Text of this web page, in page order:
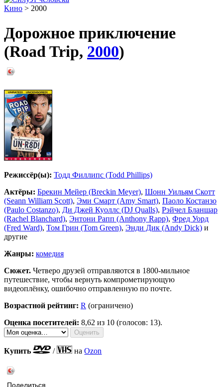
Кино > 2000
Дорожное приключение
(Road Trip, 2000)
Режиссёр(ы): Тодд Филлипс (Todd Phillips)
Актёры: Брекин Мейер (Breckin Meyer), Шонн Уильям Скотт
(Seann William Scott), Эми Смарт (Amy Smart), Паоло Костанзо
(Paulo Costanzo), Ди Джей Куоллс (DJ Qualls), Рэйчел Бланшар
(Rachel Blanchard), Энтони Рапп (Anthony Rapp), Фред Уорд
(Fred Ward), Том Грин (Tom Green), Энди Дик (Andy Dick) и
другие
Жанры: комедия
Сюжет. Четверо друзей отправляются в 1800-мильное
путешествие, чтобы вернуть компрометирующую
видеоплёнку, ошибочно отправленную по почте.
Возрастной рейтинг: R (ограничено)
Оценка посетителей: 8,62 из 10 (голосов: 13).
Купить / наOzon
Поделиться